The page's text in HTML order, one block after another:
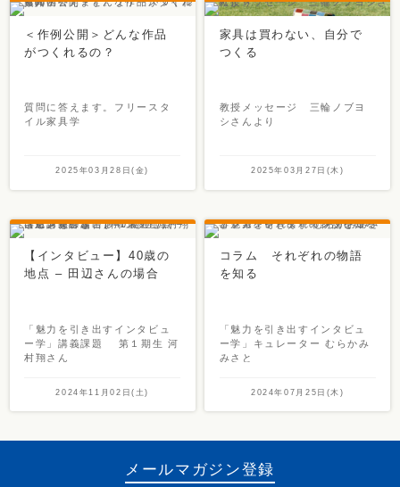
＜作例公開＞どんな作品
がつくれるの？
質問に答えます。フリースタ
イル家具学
2025年03月28日(金)
家具は買わない、自分で
つくる
教授メッセージ 三輪ノブヨ
シさんより
2025年03月27日(木)
【インタビュー】40歳の
地点 – 田辺さんの場合
「魅力を引き出すインタビュ
ー学」講義課題 第１期生 河
村翔さん
2024年11月02日(土)
コラム それぞれの物語
を知る
「魅力を引き出すインタビュ
ー学」キュレーター むらかみ
みさと
2024年07月25日(木)
メールマガジン登録